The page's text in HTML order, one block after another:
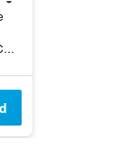
15 Old Menangle Road, Campbelltown, NSW, Australia